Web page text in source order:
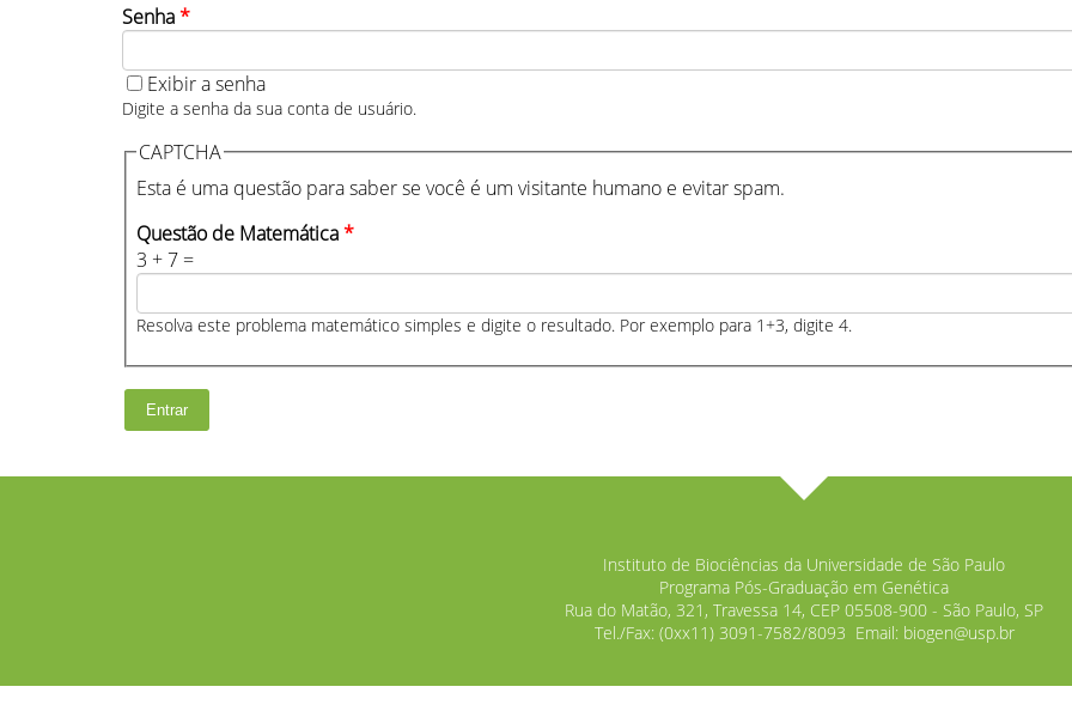
Senha*
Exibir a senha
Digite a senha da sua conta de usuário.
CAPTCHA
Esta é uma questão para saber se você é um visitante humano e evitar spam.
Questão de Matemática*
3 + 7 =
Resolva este problema matemático simples e digite o resultado. Por exemplo para 1+3, digite 4.
Instituto de Biociências da Universidade de São Paulo
Programa Pós-Graduação em Genética
Rua do Matão, 321, Travessa 14, CEP 05508-900 - São Paulo, SP
Tel./Fax: (0xx11) 3091-7582/8093 Email: biogen@usp.br